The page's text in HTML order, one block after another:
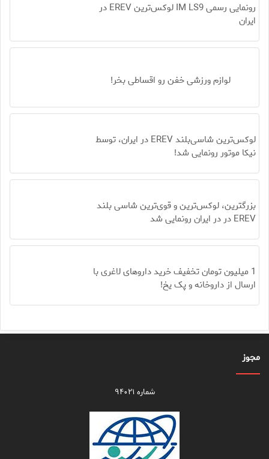
رونمایی رسمی IM LS9 لوکس‌ترین EREV در
ایران
لوازم ورزشی خفن رو اقساطی بخر!
لوکس‌ترین شاسی‌بلند EREV در ایران، توسط
نیکا موتور رونمایی شد!
بزرگترین، لوکس‌ترین و قوی‌ترین شاسی بلند
EREV در در ایران رونمایی شد
1 میلیون تومان تخفیف خرید داروهای لاغری با
ارسال از داروخانه و پک یخ!
مجوز
شماره ۹۴۰۲۱